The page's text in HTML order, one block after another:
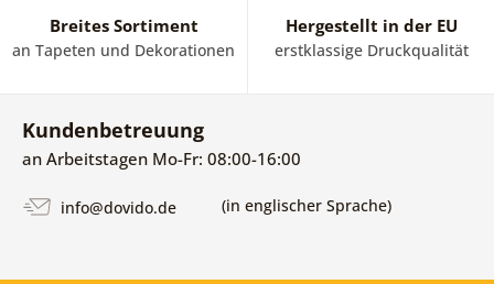
Breites Sortiment
an Tapeten und Dekorationen
Hergestellt in der EU
erstklassige Druckqualität
Kundenbetreuung
an Arbeitstagen Mo-Fr: 08:00-16:00
info@dovido.de (in englischer Sprache)